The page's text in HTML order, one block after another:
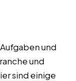
und
und
sind einige